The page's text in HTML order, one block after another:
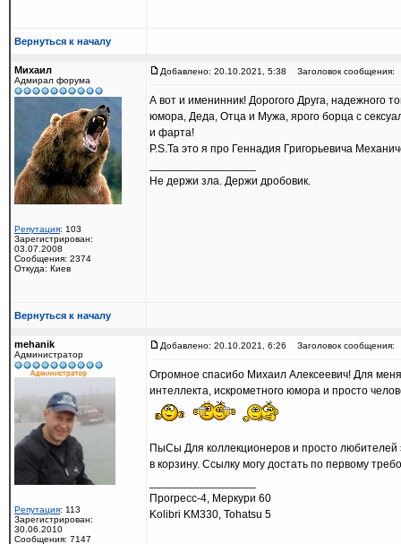
Вернуться к началу
Михаил
Адмирал форума
Репутация: 103
Зарегистрирован:
03.07.2008
Сообщения: 2374
Откуда: Киев
Добавлено: 20.10.2021, 5:38 Заголовок сообщения:
А вот и именинник! Дорогого Друга, надежного
юмора, Деда, Отца и Мужа, ярого борца с
и фарта!
P.S.Та это я про Геннадия Григорьевича
Не держи зла. Держи дробовик.
Вернуться к началу
mehanik
Администратор
Репутация: 113
Зарегистрирован:
30.06.2010
Сообщения: 7147
Добавлено: 20.10.2021, 6:26 Заголовок сообщения:
Огромное спасибо Михаил Алексеевич! Для
интеллекта, искрометного юмора и просто
ПыСы Для коллекционеров и просто любителей
в корзину. Ссылку могу достать по первому
Прогресс-4, Меркури 60
Kolibri KM330, Tohatsu 5